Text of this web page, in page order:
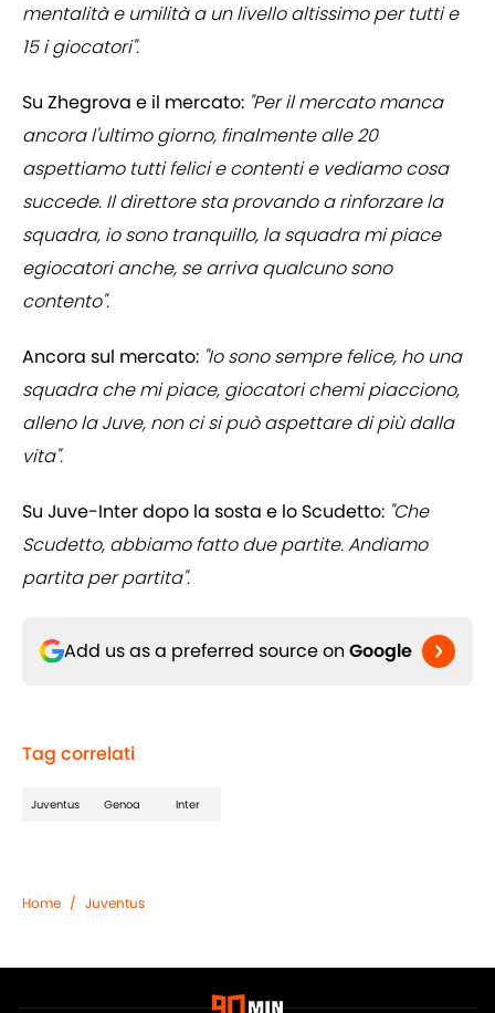
mentalità e umilità a un livello altissimo per tutti e
15 i giocatori".
Su Zhegrova e il mercato: "Per il mercato manca
ancora l'ultimo giorno, finalmente alle 20
aspettiamo tutti felici e contenti e vediamo cosa
succede. Il direttore sta provando a rinforzare la
squadra, io sono tranquillo, la squadra mi piace
egiocatori anche, se arriva qualcuno sono
contento".
Ancora sul mercato: "Io sono sempre felice, ho una
squadra che mi piace, giocatori chemi piacciono,
alleno la Juve, non ci si può aspettare di più dalla
vita".
Su Juve-Inter dopo la sosta e lo Scudetto: "Che
Scudetto, abbiamo fatto due partite. Andiamo
partita per partita".
Add us as a preferred source on Google
Tag correlati
Juventus Genoa Inter
Home / Juventus